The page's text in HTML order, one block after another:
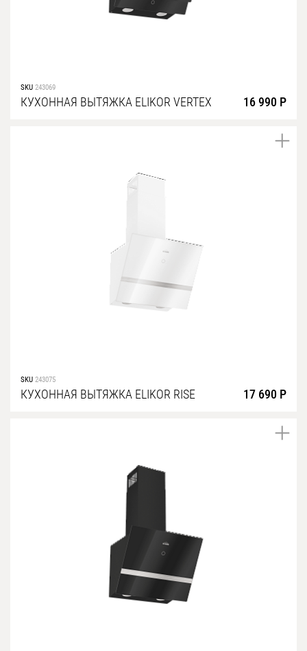
SKU 243069
КУХОННАЯ ВЫТЯЖКА ELIKOR VERTEX 16 990 Р
SKU 243075
КУХОННАЯ ВЫТЯЖКА ELIKOR RISE 17 690 Р